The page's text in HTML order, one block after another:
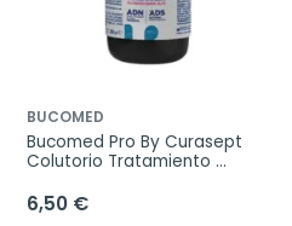
BUCOMED
Bucomed Pro By Curasept
Colutorio Tratamiento
200 ml
6,50 €